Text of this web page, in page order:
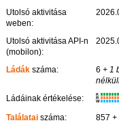
Utolsó aktivitása
weben:
Utolsó aktivitása API-n
(mobilon):
Ládák száma: 6 + 1
Ládáinak értékelése:
K
R
W
Találatai száma: 857 +